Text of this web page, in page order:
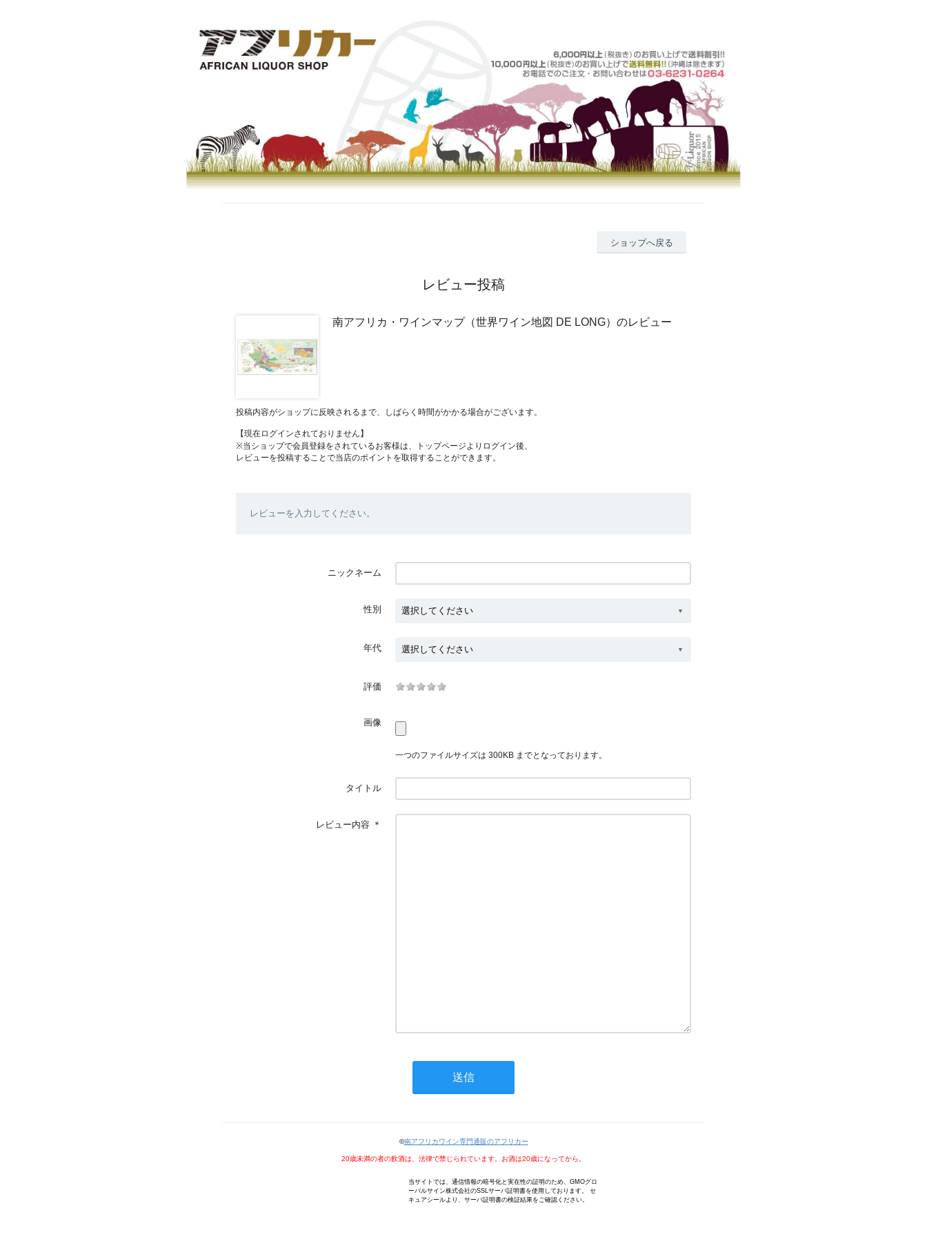
ショップへ戻る
レビュー投稿
南アフリカ・ワインマップ（世界ワイン地図 DE LONG）のレビュー
投稿内容がショップに反映されるまで、しばらく時間がかかる場合がございます。
【現在ログインされておりません】
※当ショップで会員登録をされているお客様は、トップページよりログイン後、
レビューを投稿することで当店のポイントを取得することができます。
レビューを入力してください。
ニックネーム
性別
年代
評価
画像
一つのファイルサイズは 300KB までとなっております。
タイトル
レビュー内容 ＊
©南アフリカワイン専門通販のアフリカー
20歳未満の者の飲酒は、法律で禁じられています。お酒は20歳になってから。
当サイトでは、通信情報の暗号化と実在性の証明のため、GMOグロ
ーバルサイン株式会社のSSLサーバ証明書を使用しております。 セ
キュアシールより、サーバ証明書の検証結果をご確認ください。